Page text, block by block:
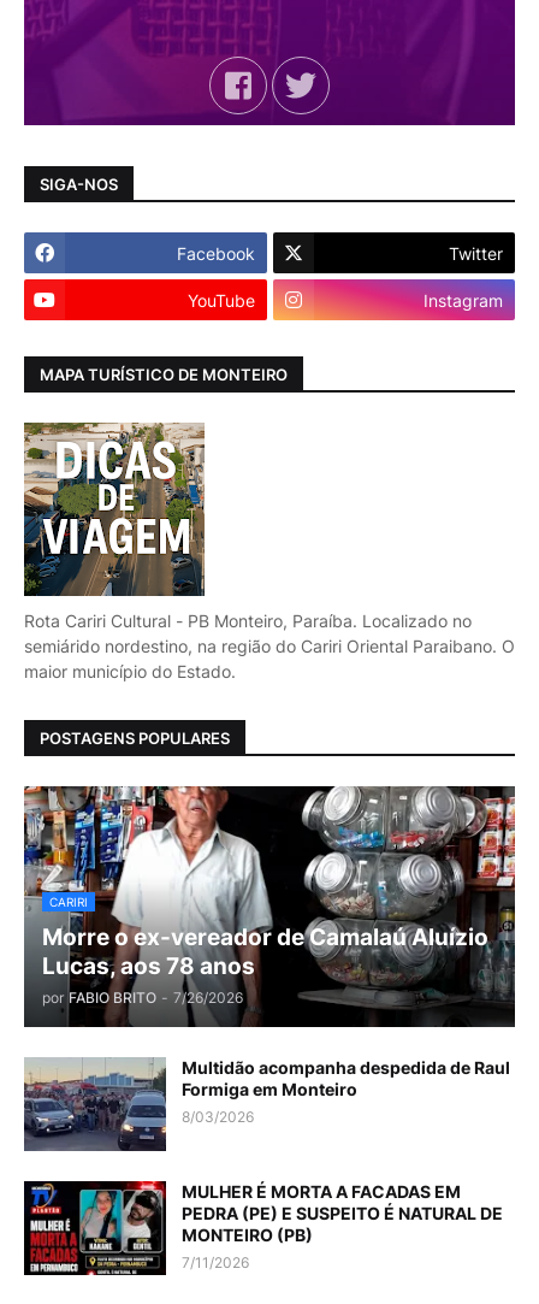
SIGA-NOS
Facebook Twitter
YouTube Instagram
MAPA TURÍSTICO DE MONTEIRO
Rota Cariri Cultural - PB Monteiro, Paraíba. Localizado no
semiárido nordestino, na região do Cariri Oriental Paraibano. O
maior município do Estado.
POSTAGENS POPULARES
CARIRI
Morre o ex-vereador de Camalaú Aluízio
Lucas, aos 78 anos
por FABIO BRITO - 7/26/2026
Multidão acompanha despedida de Raul
Formiga em Monteiro
8/03/2026
MULHER É MORTA A FACADAS EM
PEDRA (PE) E SUSPEITO É NATURAL DE
MONTEIRO (PB)
7/11/2026